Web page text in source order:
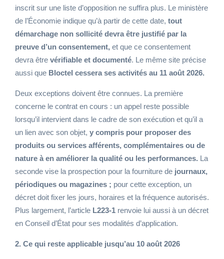
inscrit sur une liste d’opposition ne suffira plus. Le ministère
de l’Économie indique qu’à partir de cette date, tout
démarchage non sollicité devra être justifié par la
preuve d’un consentement, et que ce consentement
devra être vérifiable et documenté. Le même site précise
aussi que Bloctel cessera ses activités au 11 août 2026.
Deux exceptions doivent être connues. La première
concerne le contrat en cours : un appel reste possible
lorsqu’il intervient dans le cadre de son exécution et qu’il a
un lien avec son objet, y compris pour proposer des
produits ou services afférents, complémentaires ou de
nature à en améliorer la qualité ou les performances. La
seconde vise la prospection pour la fourniture de journaux,
périodiques ou magazines ; pour cette exception, un
décret doit fixer les jours, horaires et la fréquence autorisés.
Plus largement, l’article L223-1 renvoie lui aussi à un décret
en Conseil d’État pour ses modalités d’application.
2. Ce qui reste applicable jusqu’au 10 août 2026